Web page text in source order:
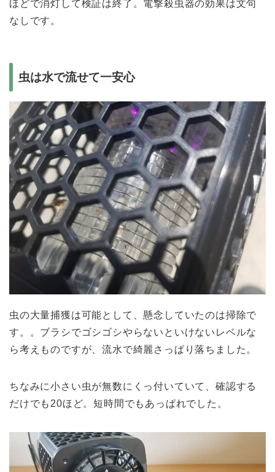
ほどで消灯して検証は終了。電撃殺虫器の効果は文句
なしです。
虫は水で流せて一安心
虫の大量捕獲は可能として、懸念していたのは掃除で
す。。ブラシでゴシゴシやらないといけないレベルな
ら考えものですが、流水で綺麗さっぱり落ちました。
ちなみに小さい虫が無数にくっ付いていて、確認する
だけでも20ほど。短時間でもあっぱれでした。